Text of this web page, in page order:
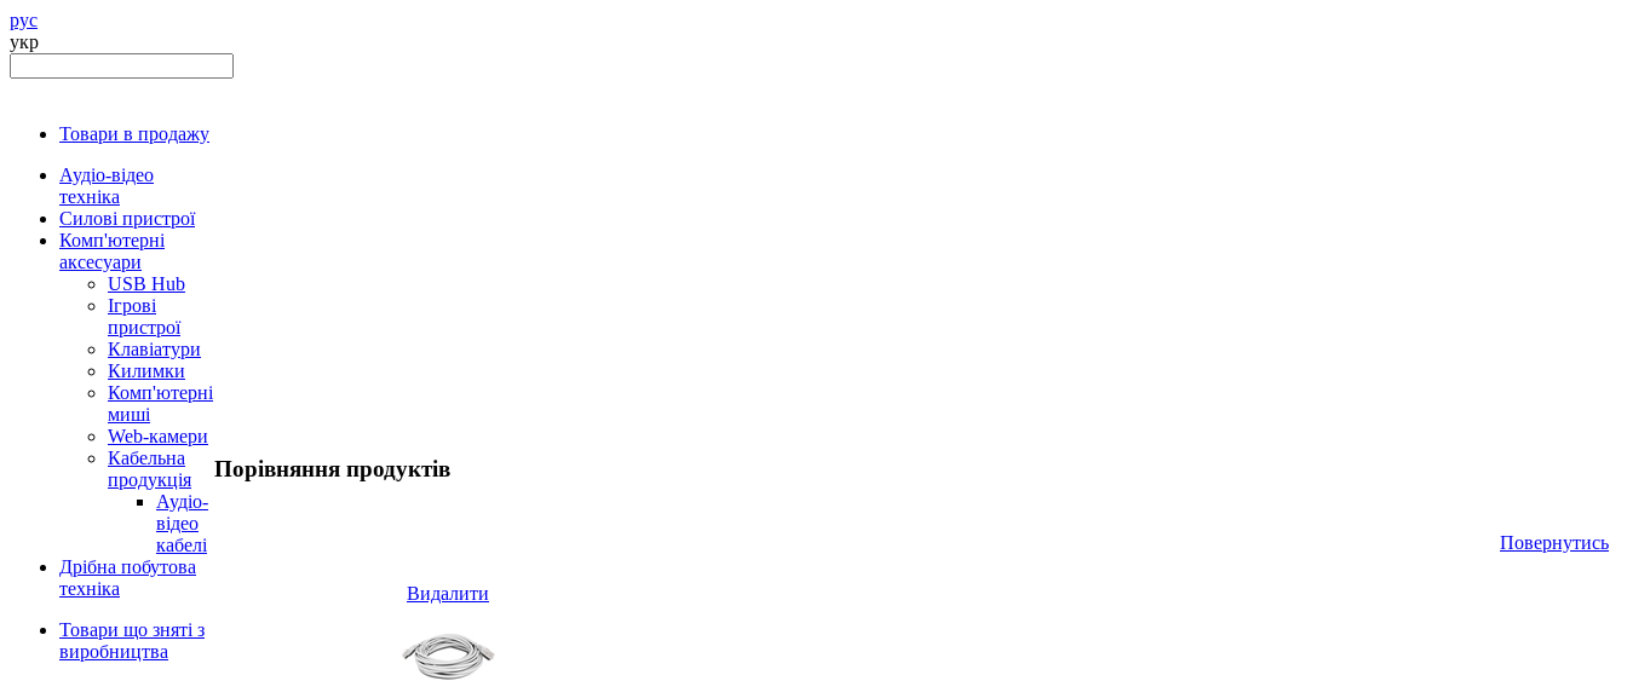
рус
укр
Товари в продажу
Аудіо-відео
техніка
Силові пристрої
Комп'ютерні
аксесуари
USB Hub
Ігрові
пристрої
Клавіатури
Килимки
Комп'ютерні
миші
Web-камери
Кабельна
продукція
Аудіо-
відео
кабелі
Дрібна побутова
техніка
Товари що зняті з
виробництва
Порівняння продуктів
Повернутись
Видалити